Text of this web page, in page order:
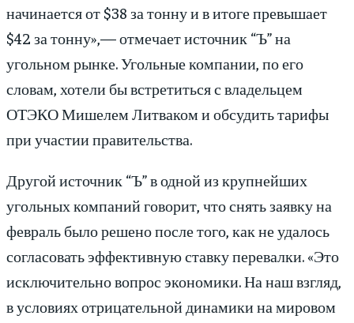
начинается от $38 за тонну и в итоге превышает
$42 за тонну»,— отмечает источник “Ъ” на
угольном рынке. Угольные компании, по его
словам, хотели бы встретиться с владельцем
ОТЭКО Мишелем Литваком и обсудить тарифы
при участии правительства.
Другой источник “Ъ” в одной из крупнейших
угольных компаний говорит, что снять заявку на
февраль было решено после того, как не удалось
согласовать эффективную ставку перевалки. «Это
исключительно вопрос экономики. На наш взгляд,
в условиях отрицательной динамики на мировом